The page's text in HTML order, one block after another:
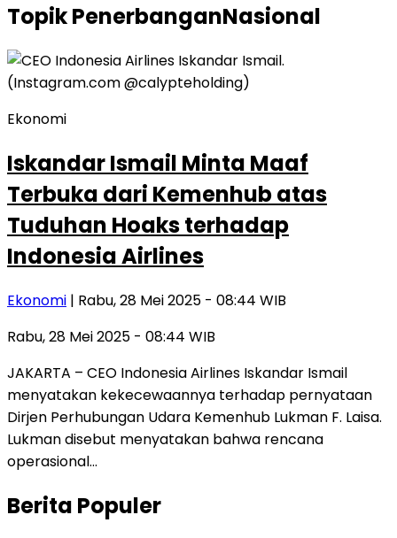
TopikPenerbanganNasional
Ekonomi
Iskandar Ismail Minta Maaf
Terbuka dari Kemenhub atas
Tuduhan Hoaks terhadap
Indonesia Airlines
Ekonomi | Rabu, 28 Mei 2025 - 08:44 WIB
Rabu, 28 Mei 2025 - 08:44 WIB
JAKARTA – CEO Indonesia Airlines Iskandar Ismail
menyatakan kekecewaannya terhadap pernyataan
Dirjen Perhubungan Udara Kemenhub Lukman F. Laisa.
Lukman disebut menyatakan bahwa rencana
operasional…
Berita Populer